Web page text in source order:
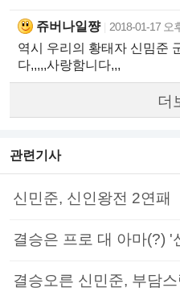
쥬버나일쨩 2018-01-17 오
역시 우리의 황태자 신밈준
다,,,,,사랑함니다,,,
더
관련기사
신민준, 신인왕전 2연패
결승은 프로 대 아마(?) '
결승오른 신민준, 부담